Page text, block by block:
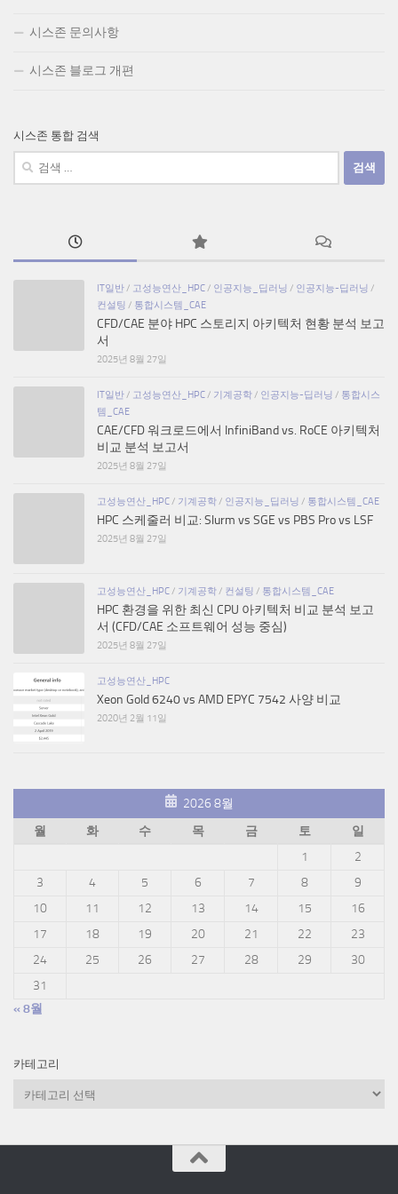
시스존 문의사항
시스존 블로그 개편
시스존 통합 검색
검
IT일반 / 고성능연산_HPC / 인공지능_딥러닝 / 인공지능-딥러닝 /
컨설팅 / 통합시스템_CAE
CFD/CAE 분야 HPC 스토리지 아키텍처 현황 분석 보고
서
2025년 8월 27일
IT일반 / 고성능연산_HPC / 기계공학 / 인공지능-딥러닝 / 통합시스
템_CAE
CAE/CFD 워크로드에서 InfiniBand vs. RoCE 아키텍처
비교 분석 보고서
2025년 8월 27일
고성능연산_HPC / 기계공학 / 인공지능_딥러닝 / 통합시스템_CAE
HPC 스케줄러 비교: Slurm vs SGE vs PBS Pro vs LSF
2025년 8월 27일
고성능연산_HPC / 기계공학 / 컨설팅 / 통합시스템_CAE
HPC 환경을 위한 최신 CPU 아키텍처 비교 분석 보고
서 (CFD/CAE 소프트웨어 성능 중심)
2025년 8월 27일
고성능연산_HPC
Xeon Gold 6240 vs AMD EPYC 7542 사양 비교
2020년 2월 11일
2026 8월
월
화 수 목 금 토
일
1
2
3
4 5 6 7 8
9
10
11 12 13 14 15
16
17
18 19 20 21 22
23
24
25 26 27 28 29
30
31
« 8월
카테고리
리